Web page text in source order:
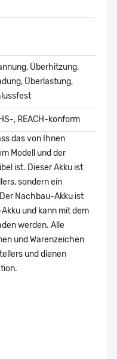
Überhitzung,
Überlastung,
, REACH-konform
das von Ihnen
Modell und der
ist. Dieser Akku ist
sondern ein
Nachbau-Akku ist
und kann mit dem
werden. Alle
und Warenzeichen
und dienen